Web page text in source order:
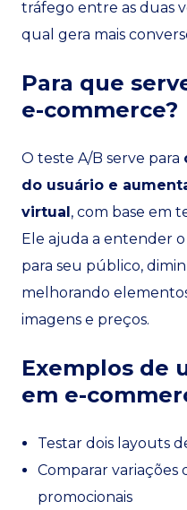
tráfego entre as duas
qual gera mais
Para que
e-commerce?
O teste A/B serve para
do usuário e
virtual, com base em
Ele ajuda a entender
para seu público,
melhorando
imagens e preços.
Exemplos de
em e-
Testar dois layouts
Comparar variações
promocionais